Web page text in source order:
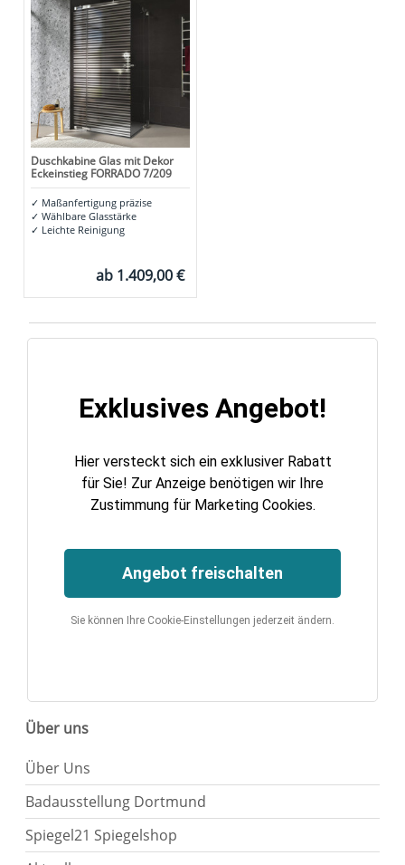
Duschkabine Glas mit Dekor
Eckeinstieg FORRADO 7/209
✓ Maßanfertigung präzise
✓ Wählbare Glasstärke
✓ Leichte Reinigung
ab 1.409,00 €
Exklusives Angebot!
Hier versteckt sich ein exklusiver Rabatt
für Sie! Zur Anzeige benötigen wir Ihre
Zustimmung für Marketing Cookies.
Angebot freischalten
Sie können Ihre Cookie-Einstellungen jederzeit ändern.
Über uns
Über Uns
Badausstellung Dortmund
Spiegel21 Spiegelshop